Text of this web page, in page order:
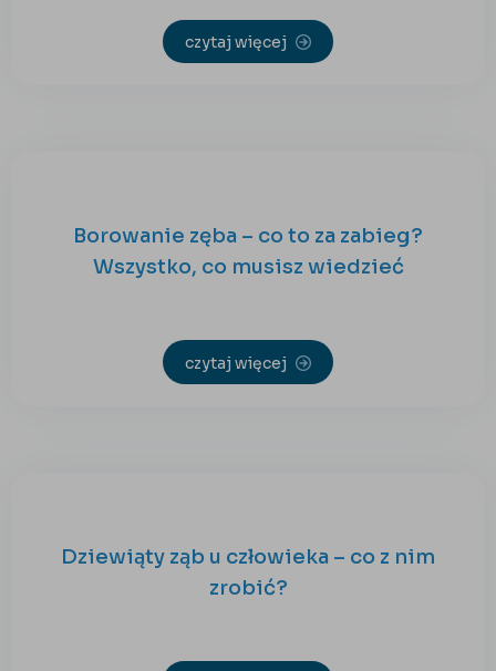
czytaj więcej
Borowanie zęba – co to za zabieg?
Wszystko, co musisz wiedzieć
czytaj więcej
Dziewiąty ząb u człowieka – co z nim
zrobić?